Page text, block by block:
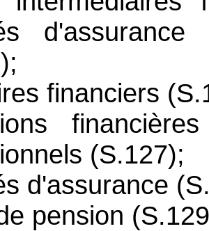
financiers
(S.127);
d'assurance
pension